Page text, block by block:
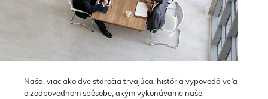
Naša, viac ako dve stáročia trvajúca, história vypovedá veľa
o zodpovednom spôsobe, akým vykonávame naše